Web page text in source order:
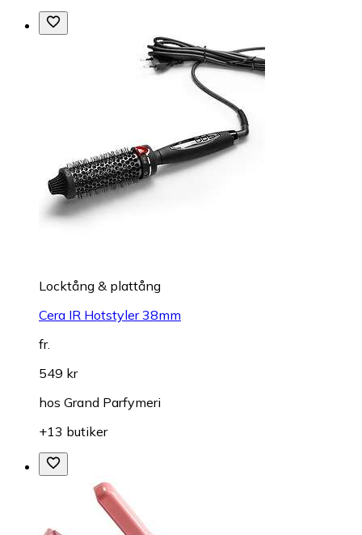
Locktång & plattång
Cera IR Hotstyler 38mm
fr.
549 kr
hos Grand Parfymeri
+13 butiker